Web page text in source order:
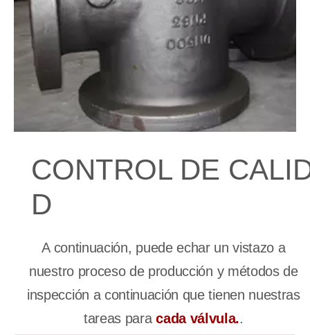
CONTROL DE
D
A continuación, puede echar un vistazo a
nuestro proceso de producción y métodos de
inspección a continuación que tienen nuestras
tareas paracada válvula..